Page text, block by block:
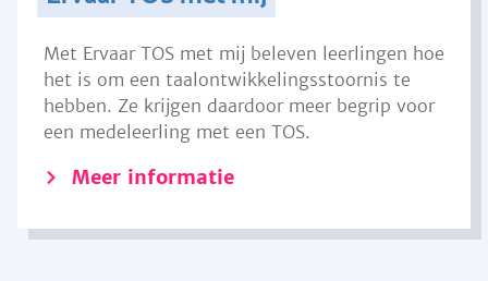
Met Ervaar TOS met mij beleven leerlingen hoe
het is om een taalontwikkelingsstoornis te
hebben. Ze krijgen daardoor meer begrip voor
een medeleerling met een TOS.
Meer informatie